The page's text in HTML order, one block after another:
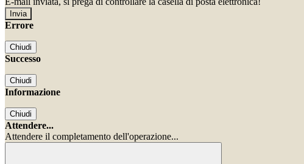
Errore
Chiudi
Successo
Chiudi
Informazione
Chiudi
Attendere...
Attendere il completamento dell'operazione...